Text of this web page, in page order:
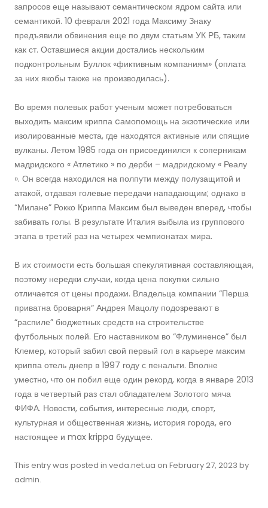
запросов еще называют семантическом ядром сайта или
семантикой. 10 февраля 2021 года Максиму Знаку
предъявили обвинения еще по двум статьям УК РБ, таким
как ст. Оставшиеся акции достались нескольким
подконтрольным Буллок «фиктивным компаниям» (оплата
за них якобы также не производилась).
Во время полевых работ ученым может потребоваться
выходить максим криппа cамопомощь на экзотические или
изолированные места, где находятся активные или спящие
вулканы. Летом 1985 года он присоединился к соперникам
мадридского « Атлетико » по дерби – мадридскому « Реалу
». Он всегда находился на полпути между полузащитой и
атакой, отдавая голевые передачи нападающим; однако в
“Милане” Рокко Криппа Максим был выведен вперед, чтобы
забивать голы. В результате Италия выбыла из группового
этапа в третий раз на четырех чемпионатах мира.
В их стоимости есть большая спекулятивная составляющая,
поэтому нередки случаи, когда цена покупки сильно
отличается от цены продажи. Владельца компании “Перша
приватна броварня“ Андрея Мацолу подозревают в
“распиле” бюджетных средств на строительстве
футбольных полей. Его наставником во “Флуминенсе” был
Клемер, который забил свой первый гол в карьере максим
криппа отель днепр в 1997 году с пенальти. Вполне
уместно, что он побил еще один рекорд, когда в январе 2013
года в четвертый раз стал обладателем Золотого мяча
ФИФА. Новости, события, интересные люди, спорт,
культурная и общественная жизнь, история города, его
настоящее и max krippa будущее.
This entry was posted in veda.net.ua on February 27, 2023 by
admin.